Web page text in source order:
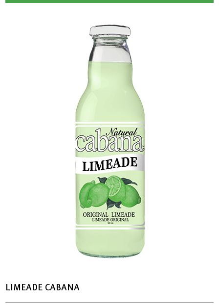
LIMEADE CABANA